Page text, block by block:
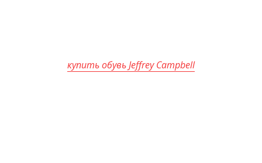
купить обувь Jeffrey Campbell